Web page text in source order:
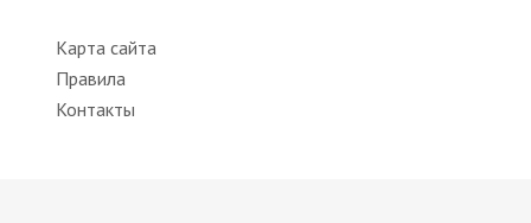
Карта сайта
Правила
Контакты